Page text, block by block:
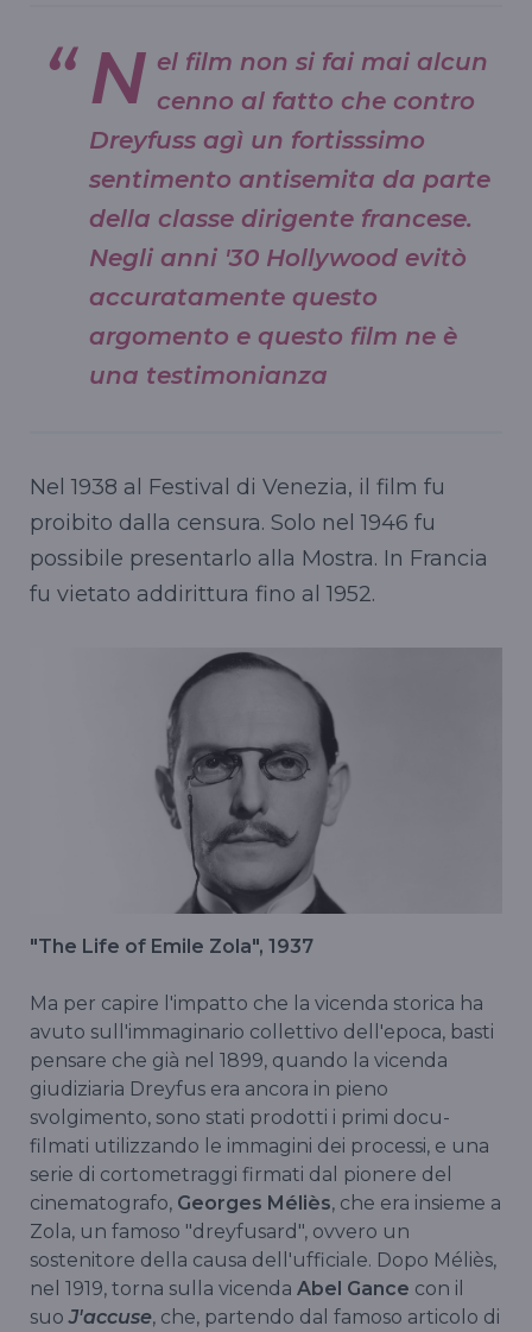
N el film non si fai mai alcun
cenno al fatto che contro
Dreyfuss agì un fortisssimo
sentimento antisemita da parte
della classe dirigente francese.
Negli anni '30 Hollywood evitò
accuratamente questo
argomento e questo film ne è
una testimonianza
Nel 1938 al Festival di Venezia, il film fu
proibito dalla censura. Solo nel 1946 fu
possibile presentarlo alla Mostra. In Francia
fu vietato addirittura fino al 1952.
"The Life of Emile Zola", 1937
Ma per capire l'impatto che la vicenda storica ha
avuto sull'immaginario collettivo dell'epoca, basti
pensare che già nel 1899, quando la vicenda
giudiziaria Dreyfus era ancora in pieno
svolgimento, sono stati prodotti i primi docu-
filmati utilizzando le immagini dei processi, e una
serie di cortometraggi firmati dal pionere del
cinematografo, Georges Méliès, che era insieme a
Zola, un famoso "dreyfusard", ovvero un
sostenitore della causa dell'ufficiale. Dopo Méliès,
nel 1919, torna sulla vicenda Abel Gance con il
suoJ'accuse, che, partendo dal famoso articolo di